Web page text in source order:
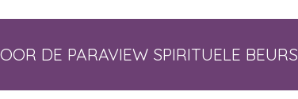
DE PARAVIEW SPIRITUELE BEURS